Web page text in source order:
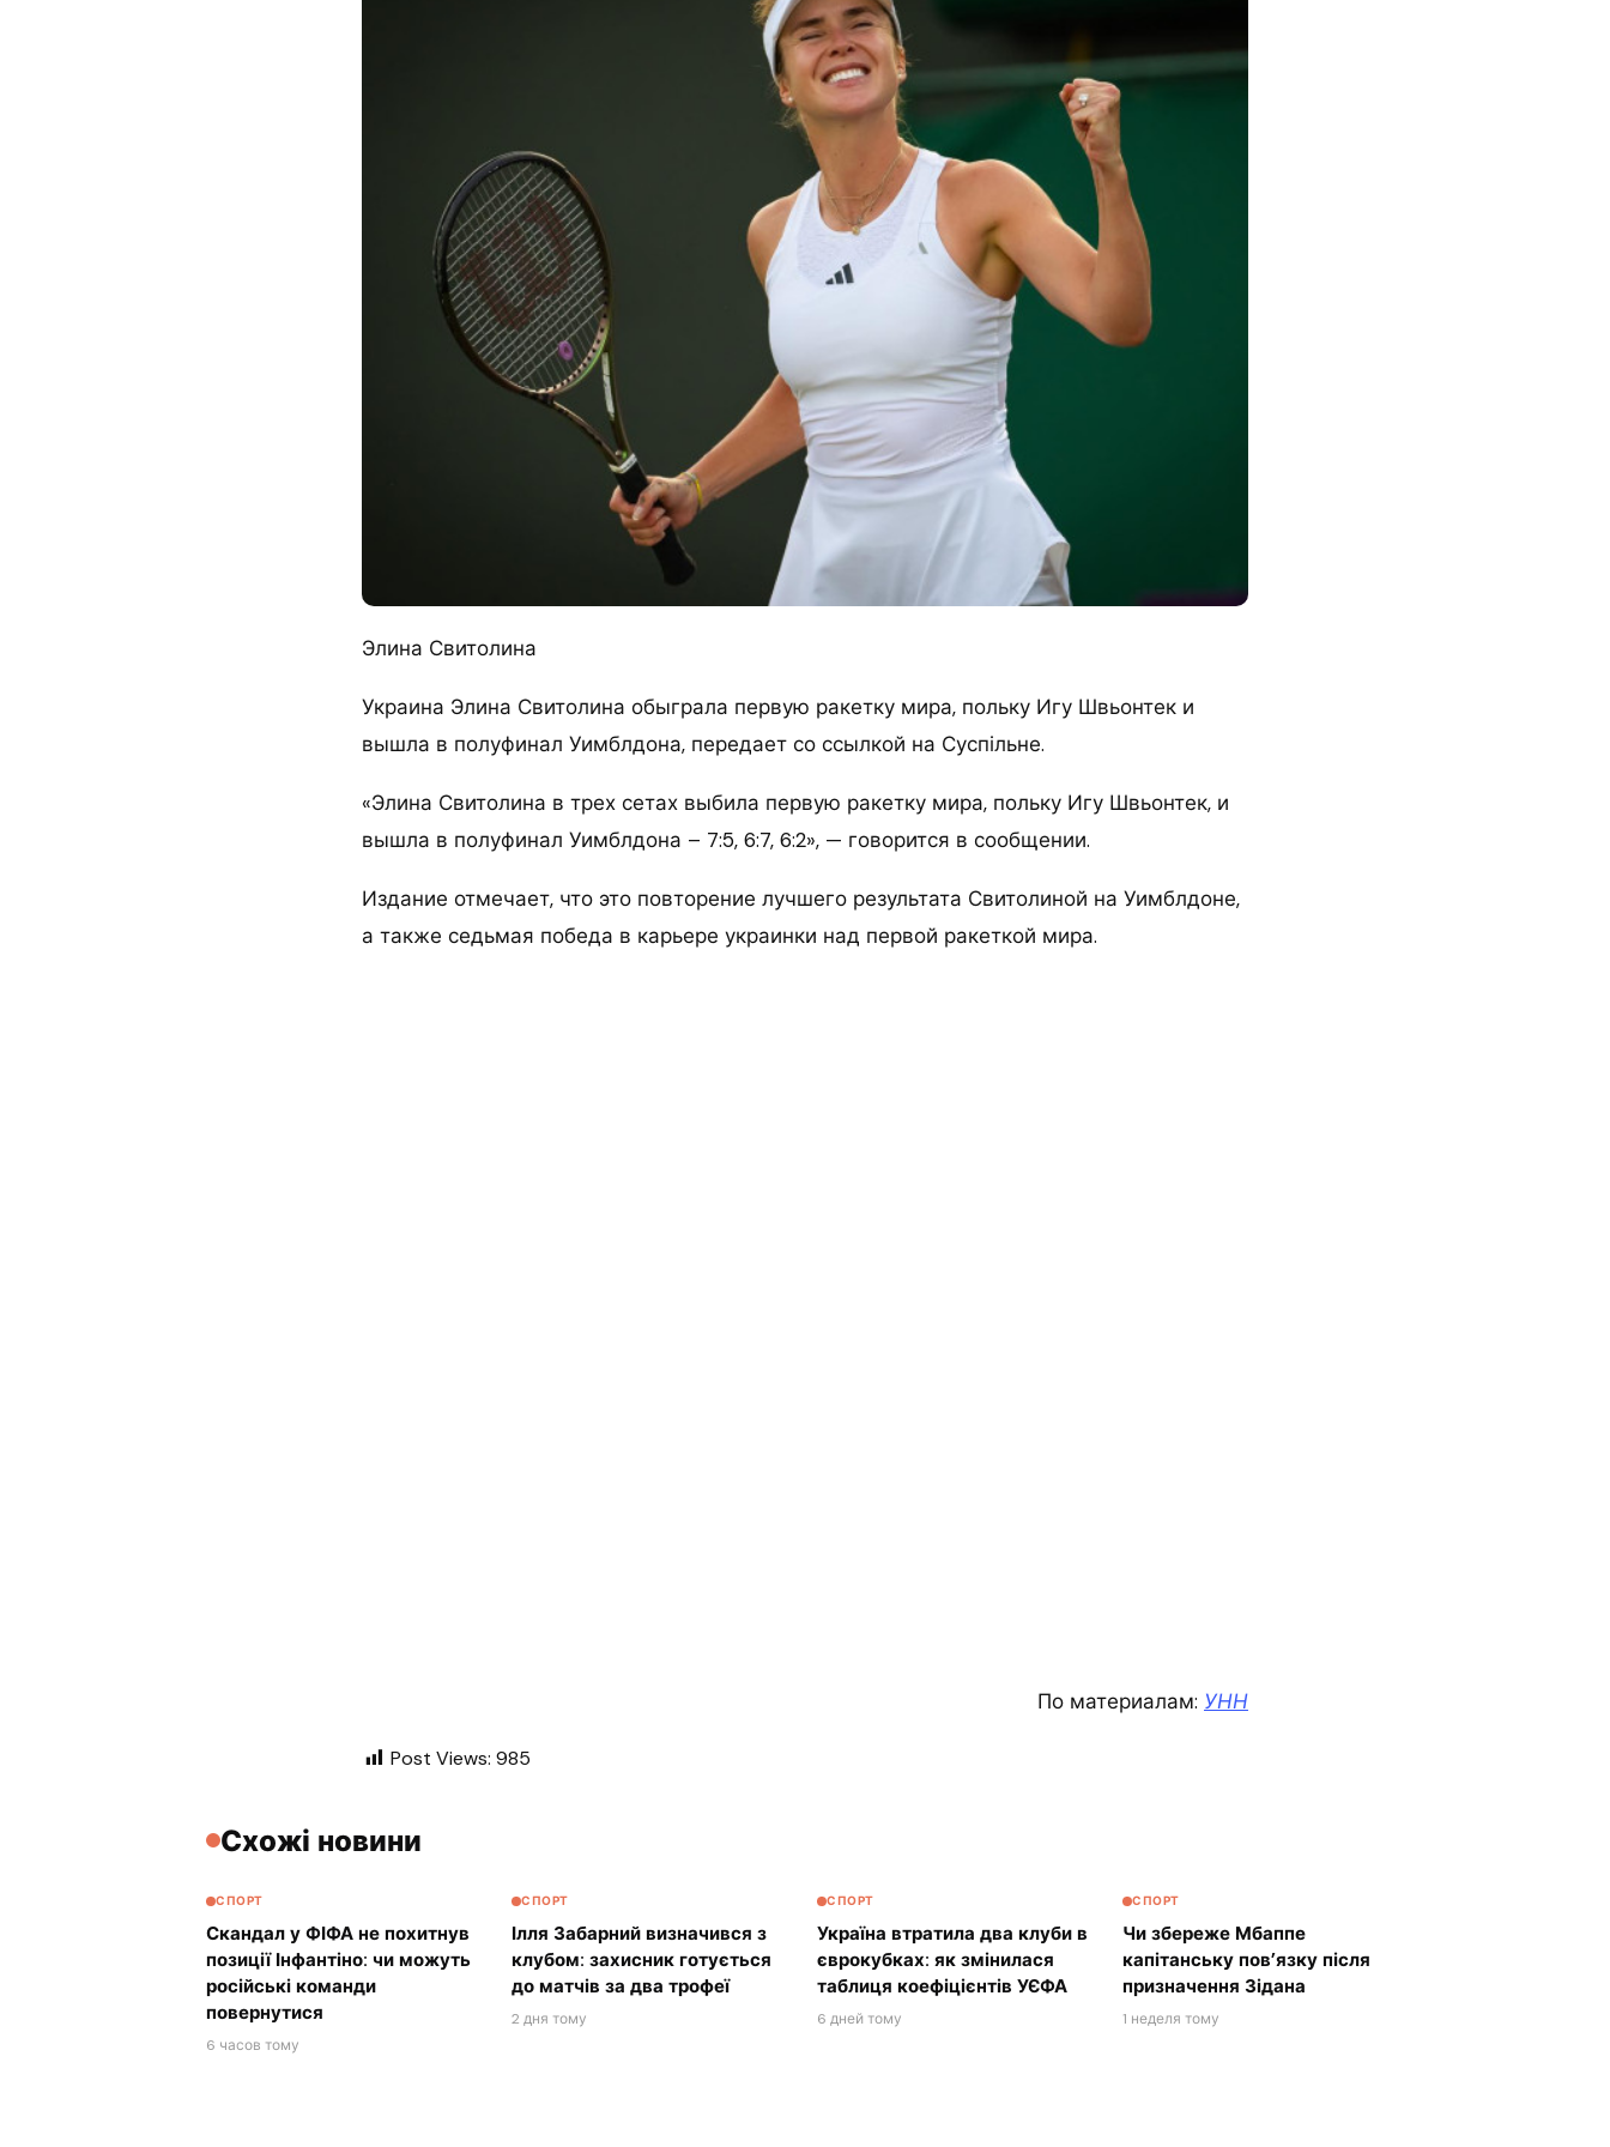
Элина Свитолина
Украина Элина Свитолина обыграла первую ракетку мира, польку Игу Швьонтек и
вышла в полуфинал Уимблдона, передает со ссылкой на Суспільне.
«Элина Свитолина в трех сетах выбила первую ракетку мира, польку Игу Швьонтек, и
вышла в полуфинал Уимблдона – 7:5, 6:7, 6:2», — говорится в сообщении.
Издание отмечает, что это повторение лучшего результата Свитолиной на Уимблдоне,
а также седьмая победа в карьере украинки над первой ракеткой мира.
По материалам: УНН
Post Views: 985
Схожі новини
СПОРТ
Скандал у ФІФА не похитнув
позиції Інфантіно: чи можуть
російські команди
повернутися
6 часов тому
СПОРТ
Ілля Забарний визначився з
клубом: захисник готується
до матчів за два трофеї
2 дня тому
СПОРТ
Україна втратила два клуби в
єврокубках: як змінилася
таблиця коефіцієнтів УЄФА
6 дней тому
СПОРТ
Чи збереже Мбаппе
капітанську пов’язку після
призначення Зідана
1 неделя тому